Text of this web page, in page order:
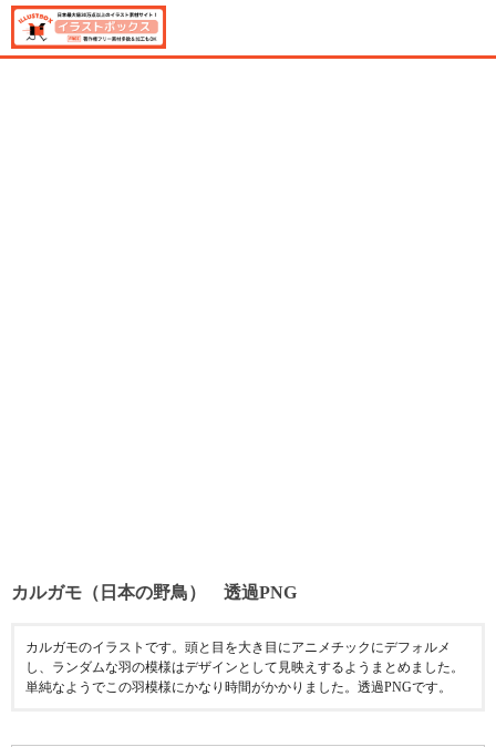
カルガモ（日本の野鳥） 透過PNG
カルガモのイラストです。頭と目を大き目にアニメチックにデフォルメ
し、ランダムな羽の模様はデザインとして見映えするようまとめました。
単純なようでこの羽模様にかなり時間がかかりました。透過PNGです。